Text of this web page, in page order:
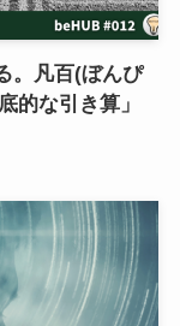
。凡百(ぼんぴ
的な引き算」